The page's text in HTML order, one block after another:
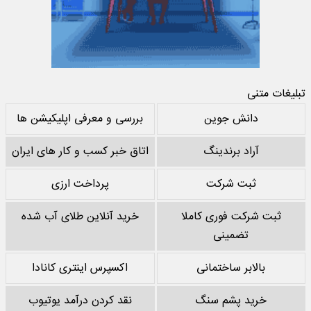
تبلیغات متنی
دانش جوین
بررسی و معرفی اپلیکیشن ها
آراد برندینگ
اتاق خبر کسب و کار های ایران
ثبت شرکت
پرداخت ارزی
ثبت شرکت فوری کاملا
تضمینی
خرید آنلاین طلای آب شده
بالابر ساختمانی
اکسپرس اینتری کانادا
خرید پشم سنگ
نقد کردن درآمد یوتیوب